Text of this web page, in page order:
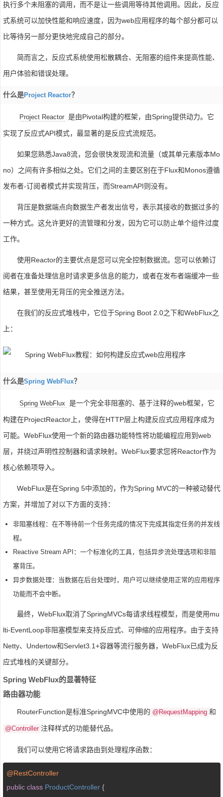
执行多个未阻塞的调用，而不是让一些调用等待其他调用。因此，反应
式系统可以加快性能和响应速度，因为web应用程序的每个部分都可以
比等待另一部分更快地完成自己的部分。
简而言之，反应式系统使用松散耦合、无阻塞的组件来提高性能、
用户体验和错误处理。
什么是Project Reactor？
Project Reactor 是由Pivotal构建的框架，由Spring提供动力。它
实现了反应式API模式，最显著的是反应式流规范。
如果您熟悉Java8流，您会很快发现流和流量（或其单元素版本Mo
no）之间有许多相似之处。它们之间的主要区别在于Flux和Monos遵循
发布者-订阅者模式并实现背压，而StreamAPI则没有。
背压是数据端点向数据生产者发出信号，表示其接收的数据过多的
一种方式。这允许更好的流管理和分发，因为它可以防止单个组件过度
工作。
使用Reactor的主要优点是您可以完全控制数据流。您可以依赖订
阅者在准备处理信息时请求更多信息的能力，或者在发布者端缓冲一些
结果，甚至使用无背压的完全推送方法。
在我们的反应式堆栈中，它位于Spring Boot 2.0之下和WebFlux之
上：
什么是Spring WebFlux？
Spring WebFlux 是一个完全非阻塞的、基于注释的web框架，它
构建在ProjectReactor上，使得在HTTP层上构建反应式应用程序成为
可能。WebFlux使用一个新的路由器功能特性将功能编程应用到web
层，并绕过声明性控制器和请求映射。WebFlux要求您将Reactor作为
核心依赖项导入。
WebFlux是在Spring 5中添加的，作为Spring MVC的一种被动替代
方案，并增加了对以下方面的支持：
非阻塞线程：在不等待前一个任务完成的情况下完成其指定任务的并发线
程。
Reactive Stream API：一个标准化的工具，包括异步流处理选项和非阻
塞背压。
异步数据处理：当数据在后台处理时，用户可以继续使用正常的应用程序
功能而不会中断。
最终，WebFlux取消了SpringMVCs每请求线程模型，而是使用mu
lti-EventLoop非阻塞模型来支持反应式、可伸缩的应用程序。由于支持
Netty、Undertow和Servlet3.1+容器等流行服务器，WebFlux已成为反
应式堆栈的关键部分。
Spring WebFlux的显著特征
路由器功能
RouterFunction是标准SpringMVC中使用的 @RequestMapping 和
@Controller 注释样式的功能替代品。
我们可以使用它将请求路由到处理程序函数：
@RestController
public class ProductController {